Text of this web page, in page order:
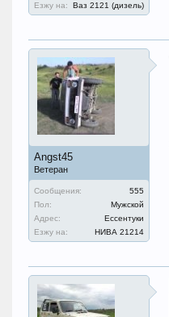
Езжу на:
Ваз 2121 (дизель)
Angst45
Ветеран
Сообщения:
555
Пол:
Мужской
Адрес:
Ессентуки
Езжу на:
НИВА 21214